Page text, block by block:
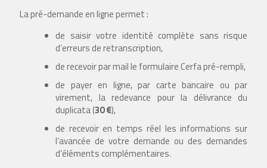
La pré-demande en ligne permet :
de saisir votre identité complète sans risque
d’erreurs de retranscription,
de recevoir par mail le formulaire Cerfa pré-rempli,
de payer en ligne, par carte bancaire ou par
virement, la redevance pour la délivrance du
duplicata (30 €),
de recevoir en temps réel les informations sur
l’avancée de votre demande ou des demandes
d’éléments complémentaires.